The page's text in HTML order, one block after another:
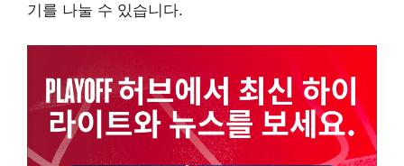
기를 나눌 수 있습니다.